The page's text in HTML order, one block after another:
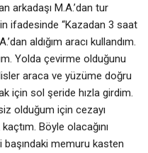
arkadaşı M.A.’dan tur
ifadesinde “Kazadan 3 saat
aldığım aracı kullandım.
Yolda çevirme olduğunu
araca ve yüzüme doğru
için sol şeride hızla girdim.
olduğum için cezayı
Böyle olacağını
memuru kasten